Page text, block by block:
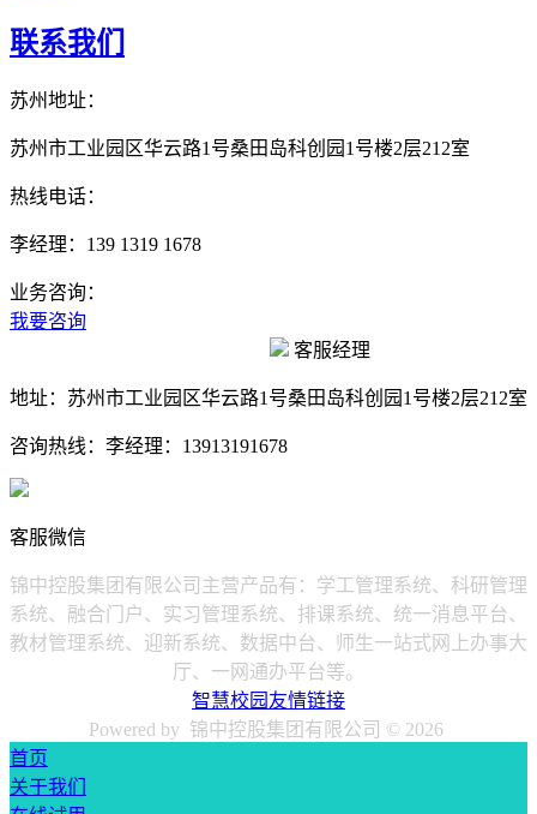
联系我们
苏州地址：
苏州市工业园区华云路1号桑田岛科创园1号楼2层212室
热线电话：
李经理：139 1319 1678
业务咨询：
我要咨询
客服经理
地址： 苏州市工业园区华云路1号桑田岛科创园1号楼2层212室
咨询热线： 李经理：13913191678
客服微信
锦中控股集团有限公司主营产品有：学工管理系统、科研管理
系统、融合门户、实习管理系统、排课系统、统一消息平台、
教材管理系统、迎新系统、数据中台、师生一站式网上办事大
厅、一网通办平台等。
智慧校园友情链接
Powered by 锦中控股集团有限公司 © 2026
首页
关于我们